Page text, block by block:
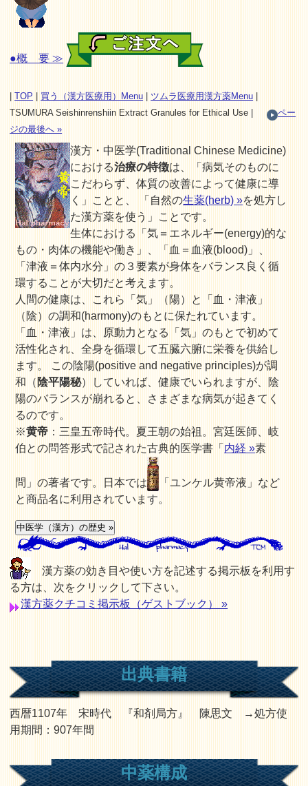
●概 要 ≫
|TOP 買う（漢方医療用）Menu ツムラ医療用漢方薬Menu
TSUMURA Seishinrenshiin Extract Granules for Ethical Use |
ペー
ジの最後へ »
漢方・中医学(Traditional Chinese Medicine)
における治療の特徴は、「病気そのものに
こだわらず、体質の改善によって健康に導
く」ことと、 「自然の生薬(herb) »を処方し
た漢方薬を使う」ことです。
生体における「気＝エネルギー(energy)的な
もの・肉体の機能や働き」、「血＝血液(blood)」、
「津液＝体内水分」の３要素が身体をバランス良く循
環することが大切だと考えます。
人間の健康は、これら
「気」（陽） と
「血・津液」
（陰）の調和(harmony)のもとに保たれています。
「血・津液」は、原動力となる「気」のもとで初めて
活性化され、全身を循環して五臓六腑に栄養を供給し
ます。 この陰陽(positive and negative principles)が調
和（ 陰平陽秘）していれば、健康でいられますが、陰
陽のバランスが崩れると、さまざまな病気が起きてく
るのです。
※黄帝 ：三皇五帝時代。夏王朝の始祖。宮廷医師、岐
伯との問答形式で記された古典的医学書「 内経 »素
問」の著者です。日本では
「ユンケル黄帝液」など
と商品名に利用されています。
漢方薬の効き目や使い方を記述する掲示板を利用す
る方は、次をクリックして下さい。
漢方薬クチコミ掲示板（ゲストブック） »
出典書籍
西暦1107年 宋時代 『和剤局方』 陳思文 →処方使
用期間：907年間
中薬構成